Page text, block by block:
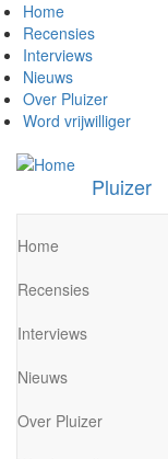
Overslaan
en
naar
de
inhoud
gaan
Home
Recensies
Interviews
Nieuws
Over Pluizer
Word vrijwilliger
Pluizer
Home
Recensies
Interviews
Nieuws
Over Pluizer